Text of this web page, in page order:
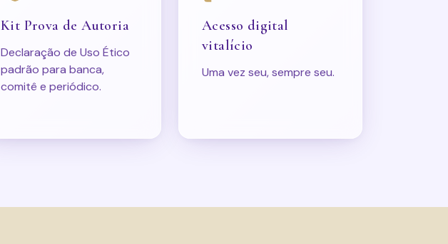
Kit Prova de Autoria
Declaração de Uso Ético
padrão para banca,
comitê e periódico.
Acesso digital
vitalício
Uma vez seu, sempre seu.